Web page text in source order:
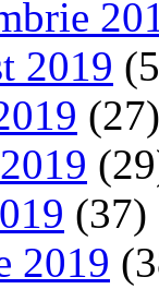
2019
(27)
(37)
2019